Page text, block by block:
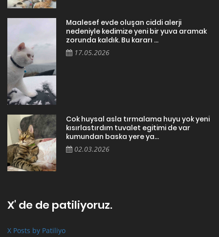
Maalesef evde oluşan ciddi alerji
nedeniyle kedimize yeni bir yuva aramak
zorunda kaldık. Bu kararı ...
17.05.2026
Cok huysal asla tırmalama huyu yok yeni
kısırlastırdım tuvalet egitimi de var
kumundan baska yere ya...
02.03.2026
X' de de patiliyoruz.
X Posts by Patiliyo